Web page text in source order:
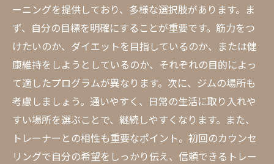
ーニングを提供しており、多様な選択肢があります。ま
ず、自分の目標を明確にすることが重要です。筋力をつ
けたいのか、ダイエットを目指しているのか、または健
康維持をしようとしているのか、それぞれの目的によっ
て適したプログラムが異なります。次に、ジムの場所も
考慮しましょう。通いやすく、日常の生活に取り入れや
すい場所を選ぶことで、継続しやすくなります。また、
トレーナーとの相性も重要なポイント。初回のカウンセ
リングで自分の希望をしっかり伝え、信頼できるトレー